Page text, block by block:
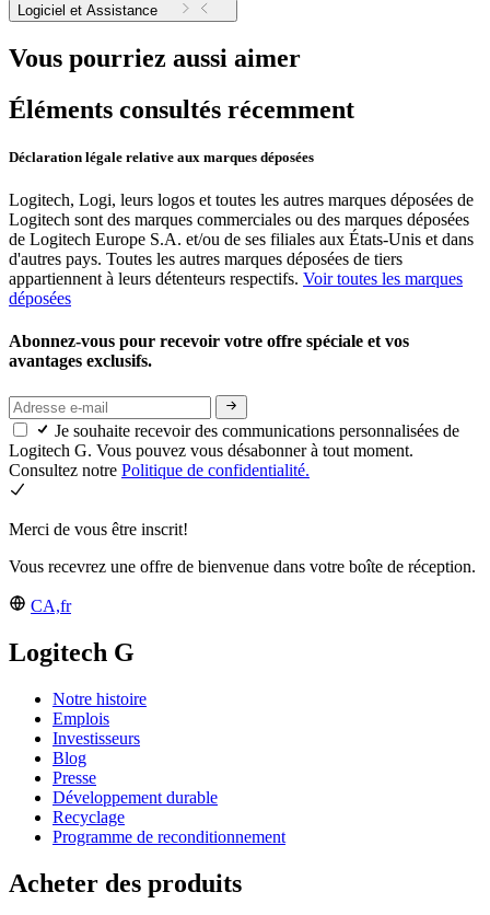
Logiciel et Assistance
Vous pourriez aussi aimer
Éléments consultés récemment
Déclaration légale relative aux marques déposées
Logitech, Logi, leurs logos et toutes les autres marques déposées de
Logitech sont des marques commerciales ou des marques déposées
de Logitech Europe S.A. et/ou de ses filiales aux États-Unis et dans
d'autres pays. Toutes les autres marques déposées de tiers
appartiennent à leurs détenteurs respectifs. Voir toutes les marques
déposées
Abonnez-vous pour recevoir votre offre spéciale et vos
avantages exclusifs.
Je souhaite recevoir des communications personnalisées de
Logitech G. Vous pouvez vous désabonner à tout moment.
Consultez notre Politique de confidentialité.
Merci de vous être inscrit!
Vous recevrez une offre de bienvenue dans votre boîte de réception.
CA,fr
Logitech G
Notre histoire
Emplois
Investisseurs
Blog
Presse
Développement durable
Recyclage
Programme de reconditionnement
Acheter des produits